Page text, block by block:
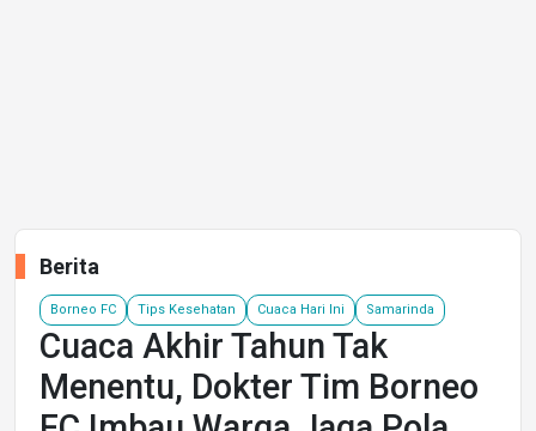
Berita
Borneo FC Tips Kesehatan Cuaca Hari Ini Samarinda
Cuaca Akhir Tahun Tak
Menentu, Dokter Tim Borneo